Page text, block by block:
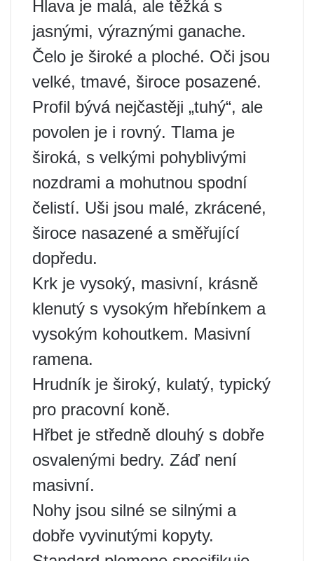
Hlava je malá, ale těžká s
jasnými, výraznými ganache.
Čelo je široké a ploché. Oči jsou
velké, tmavé, široce posazené.
Profil bývá nejčastěji „tuhý“, ale
povolen je i rovný. Tlama je
široká, s velkými pohyblivými
nozdrami a mohutnou spodní
čelistí. Uši jsou malé, zkrácené,
široce nasazené a směřující
dopředu.
Krk je vysoký, masivní, krásně
klenutý s vysokým hřebínkem a
vysokým kohoutkem. Masivní
ramena.
Hrudník je široký, kulatý, typický
pro pracovní koně.
Hřbet je středně dlouhý s dobře
osvalenými bedry. Záď není
masivní.
Nohy jsou silné se silnými a
dobře vyvinutými kopyty.